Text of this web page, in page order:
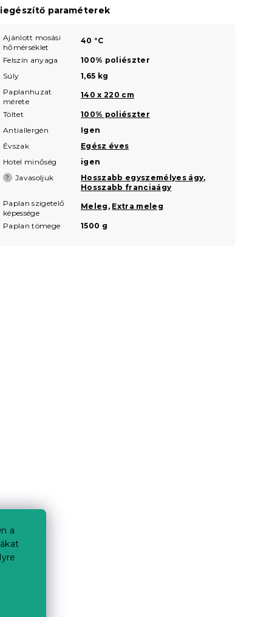
a
paraméterek
Ajánlott mosási
hőmérséklet
40 °C
Felszín anyaga
100% poliészter
Súly
1,65 kg
Paplanhuzat
mérete
140 x 220 cm
Töltet
100% poliészter
Antiallergén
Igen
Évszak
Egész éves
Hotel minőség
igen
? Javasoljuk Hosszabb egyszemélyes ágy,
Hosszabb franciaágy
Paplan szigetelő
képessége
Meleg , Extra meleg
Paplan tömege 1500 g